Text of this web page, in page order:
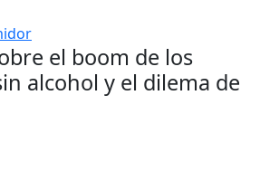
el boom de los
alcohol y el dilema de